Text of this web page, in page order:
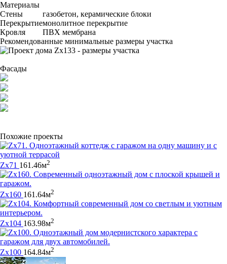
Материалы
Стены
газобетон, керамические блоки
Перекрытиемонолитное перекрытие
Кровля
ПВХ мембрана
Рекомендованные минимальные размеры участка
Фасады
Похожие проекты
Zx71 161.46м2
Zx160 161.64м2
Zx104 163.98м2
Zx100 164.84м2